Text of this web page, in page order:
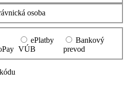
osoba
ePlatby
VÚB
Bankový
prevod